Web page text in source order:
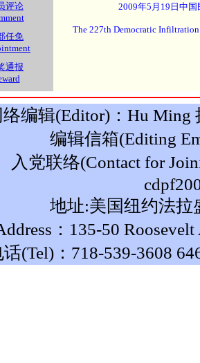
评论
任免
通报
2009年5月19日中
The 227th Democratic
络编辑(Editor)：Hu Ming
编辑信箱(Editing
入党联络(Contact for
地址:美国纽约法拉
：135-50
话(Tel)：718-539-3608